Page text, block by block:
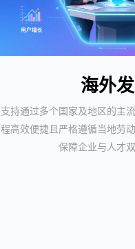
海外
支持通过多个国家及地区的主
程高效便捷且严格遵循当地劳
保障企业与人才双